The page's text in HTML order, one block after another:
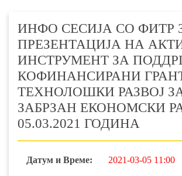
ИНФО СЕСИЈА СО ФИТР
ПРЕЗЕНТАЦИЈА НА
ИНСТРУМЕНТ ЗА
КOФИНАНСИРАНИ
ТЕХНОЛОШКИ РАЗВОЈ
ЗАБРЗАН ЕКОНОМСКИ
05.03.2021 ГОДИНА
Датум и Време: 2021-03-05 11:00